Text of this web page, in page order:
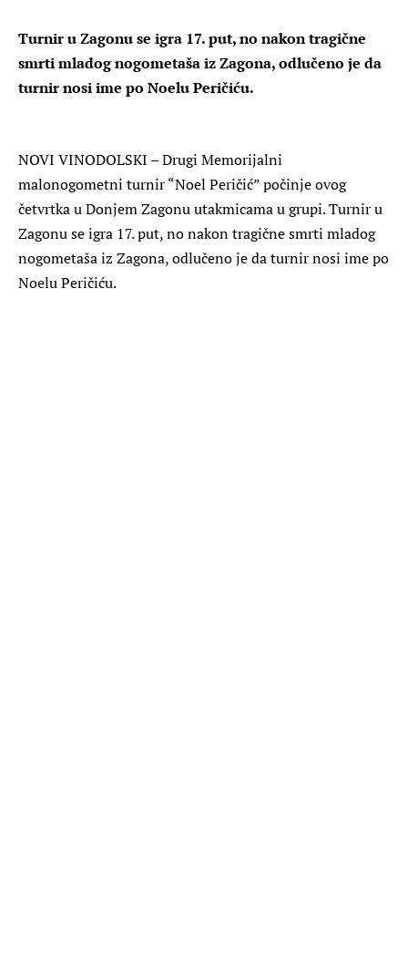
Turnir u Zagonu se igra 17. put, no nakon tragične
smrti mladog nogometaša iz Zagona, odlučeno je da
turnir nosi ime po Noelu Peričiću.
NOVI VINODOLSKI – Drugi Memorijalni
malonogometni turnir “Noel Peričić” počinje ovog
četvrtka u Donjem Zagonu utakmicama u grupi. Turnir u
Zagonu se igra 17. put, no nakon tragične smrti mladog
nogometaša iz Zagona, odlučeno je da turnir nosi ime po
Noelu Peričiću.